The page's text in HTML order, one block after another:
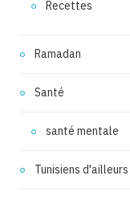
Recettes
Ramadan
Santé
santé mentale
Tunisiens d'ailleurs